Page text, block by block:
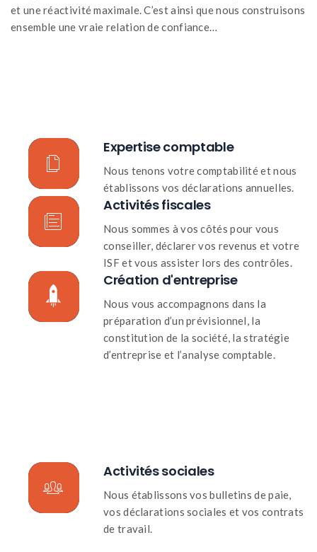
et une réactivité maximale. C’est ainsi que nous construisons
ensemble une vraie relation de confiance…
Expertise comptable
Nous tenons votre comptabilité et nous
établissons vos déclarations annuelles.
Activités fiscales
Nous sommes à vos côtés pour vous
conseiller, déclarer vos revenus et votre
ISF et vous assister lors des contrôles.
Création d'entreprise
Nous vous accompagnons dans la
préparation d’un prévisionnel, la
constitution de la société, la stratégie
d’entreprise et l’analyse comptable.
Activités sociales
Nous établissons vos bulletins de paie,
vos déclarations sociales et vos contrats
de travail.